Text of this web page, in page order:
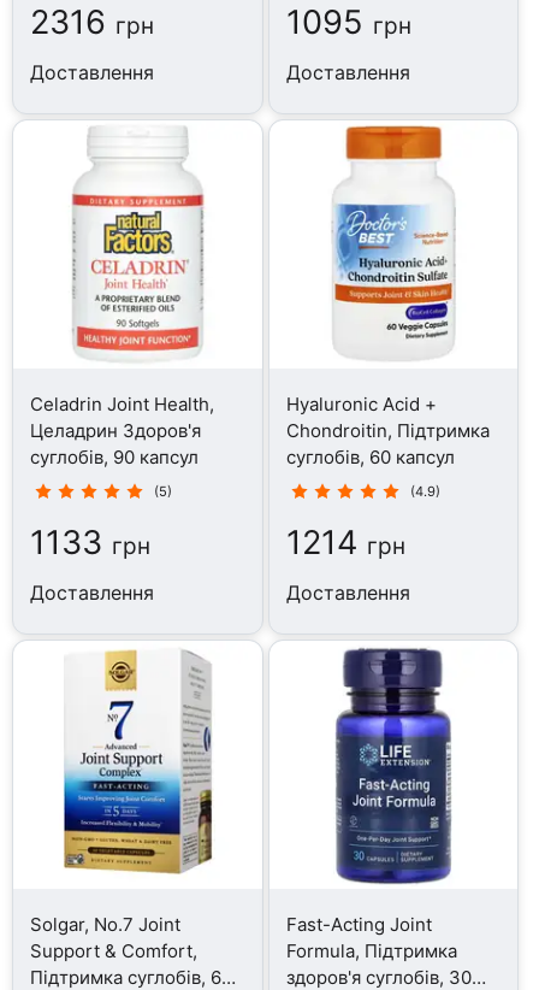
2316 грн
Доставлення
1095 грн
Доставлення
Celadrin Joint Health,
Целадрин Здоров'я
суглобів, 90 капсул
(5)
1133 грн
Доставлення
Hyaluronic Acid +
Chondroitin, Підтримка
суглобів, 60 капсул
(4.9)
1214 грн
Доставлення
Solgar, No.7 Joint
Support & Comfort,
Підтримка суглобів, 60
Fast-Acting Joint
Formula, Підтримка
здоров'я суглобів, 30